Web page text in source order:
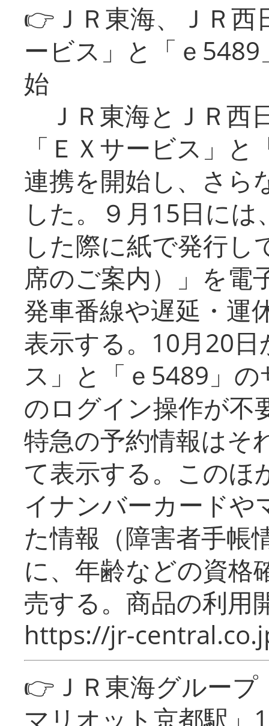
👉ＪＲ東海、ＪＲ
ービス」と「ｅ
始
ＪＲ東海とＪＲ西
「ＥＸサービス」
連携を開始し、さら
した。９月15日に
した際に紙で発行し
席のご案内）」を電
発車番線や遅延・運
表示する。10月20
ス」と「ｅ5489」
のログイン操作が不
特急の予約情報はそ
て表示する。このほ
イナンバーカードや
た情報（障害者手帳
に、年齢などの資格
売する。商品の利用
https://jr-
👉ＪＲ東海グルー
マリオット京都駅」